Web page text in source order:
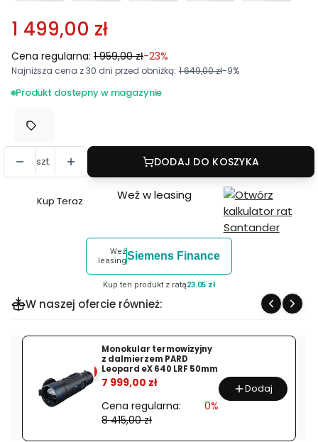
1 499,00 zł
Cena regularna: 1 959,00 zł-23%
Najniższa cena z 30 dni przed obniżką: 1 649,00 zł-9%
Produkt dostepny w magazynie
szt. DODAJ DO KOSZYKA
Szybki
Latarka
Streamlight
1
HL-
Kup Teraz Weź w leasing
Weź
leasingSiemens Finance
Kup ten produkt z ratą23.05 zł
W naszej ofercie również:
%
Monokular termowizyjny
z dalmierzem PARD
Leopard eX 640 LRF 50mm
7 999,00 zł
Cena regularna:
8 415,00 zł
0%
Dodaj